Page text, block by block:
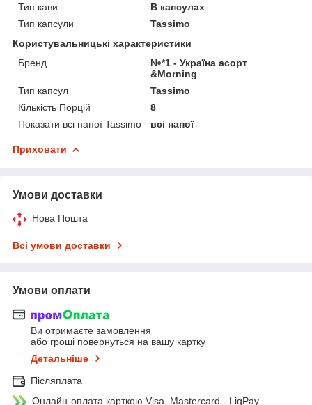
Тип кави
В капсулах
Тип капсули
Tassimo
Користувальницькі характеристики
Бренд
№*1 - Україна асорт
&Morning
Тип капсул
Tassimo
Кількість Порцій
8
Показати всі напої Tassimo
всі напої
Приховати
Умови доставки
Нова Пошта
Всі умови доставки
Умови оплати
Ви отримаєте замовлення
або гроші повернуться на вашу картку
Детальніше
Післяплата
Онлайн-оплата карткою Visa, Mastercard - LiqPay